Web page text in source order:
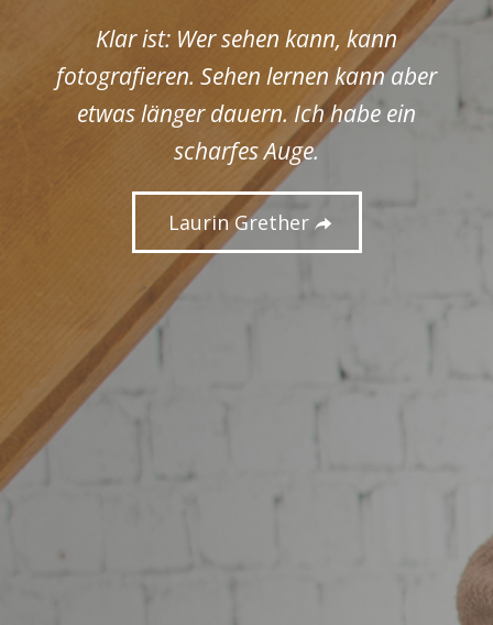
Klar ist: Wer sehen kann, kann
fotografieren. Sehen lernen kann aber
etwas länger dauern. Ich habe ein
scharfes Auge.
Laurin Grether